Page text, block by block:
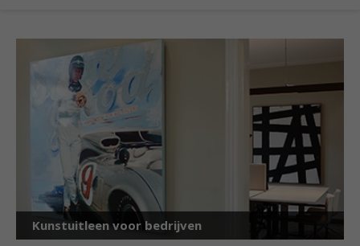
Kunstuitleen voor bedrijven